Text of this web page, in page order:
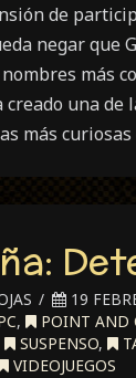
de
negar que
más
una de
más curiosas
19
, POINT AND
SUSPENSO,
VIDEOJUEGOS